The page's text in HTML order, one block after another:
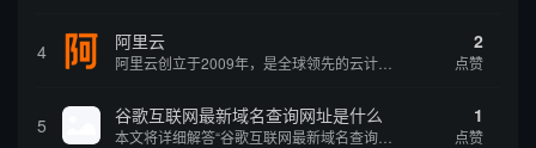
4 阿里云 2
点赞
5 谷歌互联网最新域名查询网址是什么 1
点赞